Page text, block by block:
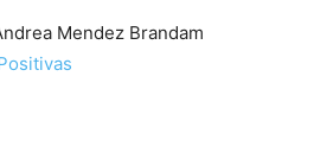
Mendez Brandam